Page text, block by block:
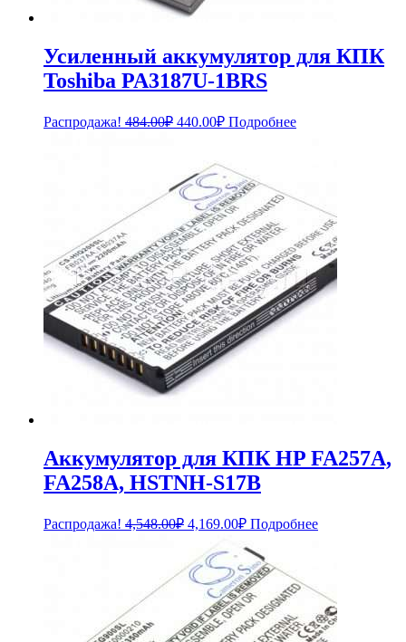
Усиленный аккумулятор для КПК
Toshiba PA3187U-1BRS
Распродажа! 484.00₽ Первоначальная
484.00₽.
440.00₽Текущая
цена:
Подробнее
Аккумулятор для КПК HP FA257A,
FA258A, HSTNH-S17B
Распродажа! 4,548.00₽ Первоначальная
составляла
4,548.00₽.
4,169.00₽Текущая
цена:
4,169.00₽.
Подробнее